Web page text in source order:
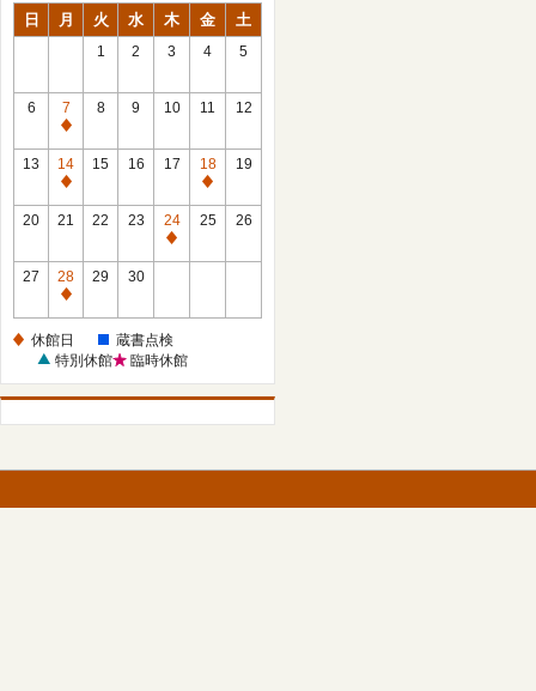
日 月 火 水 木 金 土
1 2 3 4 5
6
7
休
館
日
8 9 10 11 12
13
14
休
館
15 16 17
18
休
館
19
20 21 22 23
24
休
25 26
27
28
休
日
29 30
休館日
蔵書点検
特別休館
臨時休館